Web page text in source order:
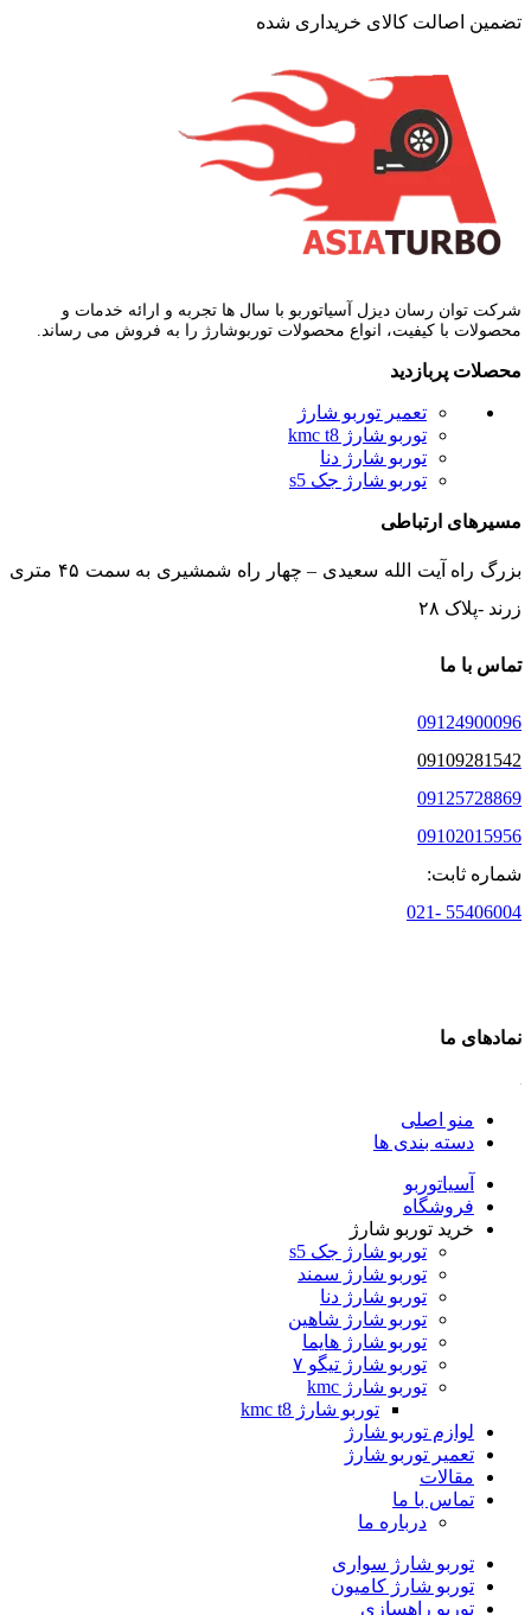
تضمین اصالت کالای خریداری شده
شرکت توان رسان دیزل آسیاتوربو با سال ها تجربه و ارائه خدمات و
محصولات با کیفیت، انواع محصولات توربوشارژ را به فروش می رساند.
محصلات پربازدید
تعمیر توربو شارژ
توربو شارژ kmc t8
توربو شارژ دنا
توربو شارژ جک s5
مسیرهای ارتباطی
بزرگ راه آیت الله سعیدی – چهار راه شمشیری به سمت ۴۵ متری
زرند -پلاک ۲۸
تماس با ما
09124900096
09109281542
09125728869
09102015956
شماره ثابت:
55406004 -021
نمادهای ما
منو اصلی
دسته بندی ها
آسیاتوربو
فروشگاه
خرید توربو شارژ
توربو شارژ جک s5
توربو شارژ سمند
توربو شارژ دنا
توربو شارژ شاهین
توربو شارژ هایما
توربو شارژ تیگو ۷
توربو شارژ kmc
توربو شارژ kmc t8
لوازم توربو شارژ
تعمیر توربو شارژ
مقالات
تماس با ما
درباره ما
توربو شارژ سواری
توربو شارژ کامیون
توربو راهسازی